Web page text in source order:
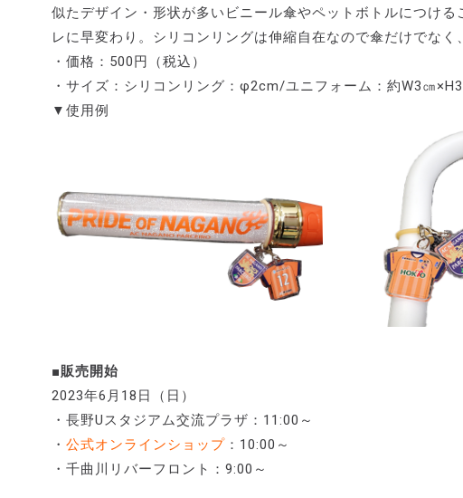
似たデザイン・形状が多いビニール傘やペットボトルにつけ
レに早変わり。シリコンリングは伸縮自在なので傘だけでなく
・価格：500円（税込）
・サイズ：シリコンリング：φ2cm/ユニフォーム：約W3㎝
▼使用例
■販売開始
2023年6月18日（日）
・長野Uスタジアム交流プラザ：11:00～
・ 公式オンラインショップ ：10:00～
・千曲川リバーフロント：9:00～